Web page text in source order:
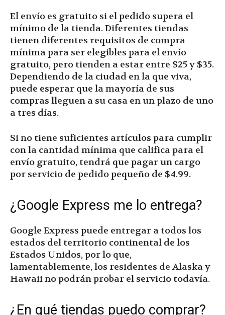
El envío es gratuito si el pedido supera el
mínimo de la tienda. Diferentes tiendas
tienen diferentes requisitos de compra
mínima para ser elegibles para el envío
gratuito, pero tienden a estar entre $25 y $35.
Dependiendo de la ciudad en la que viva,
puede esperar que la mayoría de sus
compras lleguen a su casa en un plazo de uno
a tres días.
Si no tiene suficientes artículos para cumplir
con la cantidad mínima que califica para el
envío gratuito, tendrá que pagar un cargo
por servicio de pedido pequeño de $4.99.
¿Google Express me lo entrega?
Google Express puede entregar a todos los
estados del territorio continental de los
Estados Unidos, por lo que,
lamentablemente, los residentes de Alaska y
Hawaii no podrán probar el servicio todavía.
¿En qué tiendas puedo comprar?